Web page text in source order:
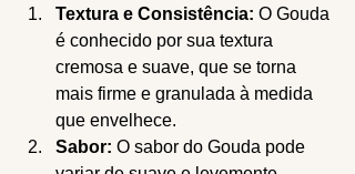
Textura e Consistência: O Gouda
é conhecido por sua textura
cremosa e suave, que se torna
mais firme e granulada à medida
que envelhece.
Sabor: O sabor do Gouda pode